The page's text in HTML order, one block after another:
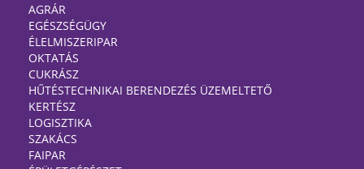
AGRÁR
EGÉSZSÉGÜGY
ÉLELMISZERIPAR
OKTATÁS
CUKRÁSZ
HŰTÉSTECHNIKAI BERENDEZÉS ÜZEMELTETŐ
KERTÉSZ
LOGISZTIKA
SZAKÁCS
FAIPAR